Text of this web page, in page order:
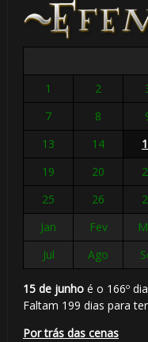
1
2
7
8
13
14
19
20
25
26
Jan
Fev
Jul
Ago
15 de junhoé o 166º
Faltam 199 dias para
Por trás das cenas